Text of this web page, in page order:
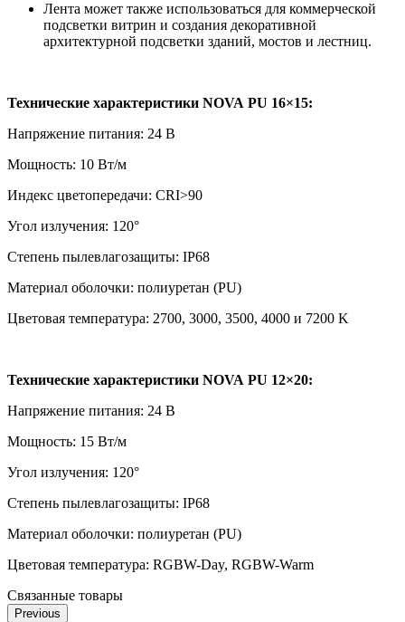
Лента может также использоваться для коммерческой
подсветки витрин и создания декоративной
архитектурной подсветки зданий, мостов и лестниц.
Технические характеристики NOVA PU 16×15:
Напряжение питания: 24 В
Мощность: 10 Вт/м
Индекс цветопередачи: CRI>90
Угол излучения: 120°
Степень пылевлагозащиты: IP68
Материал оболочки: полиуретан (PU)
Цветовая температура: 2700, 3000, 3500, 4000 и 7200 K
Технические характеристики NOVA PU 12×20:
Напряжение питания: 24 В
Мощность: 15 Вт/м
Угол излучения: 120°
Степень пылевлагозащиты: IP68
Материал оболочки: полиуретан (PU)
Цветовая температура: RGBW-Day, RGBW-Warm
Связанные товары
Previous